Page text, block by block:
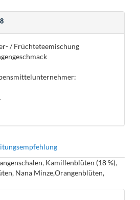
/ Früchteteemischung
Kamillenblüten (18 %),
Nana Minze,Orangenblüten,